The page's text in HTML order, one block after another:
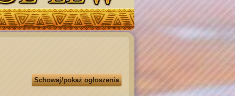
Schowaj/pokaż ogłoszenia